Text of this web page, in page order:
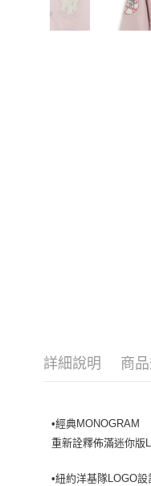
詳細說明 商
•經典MONOGRAM
重新詮釋佈滿迷你版
•紐約洋基隊LOGO